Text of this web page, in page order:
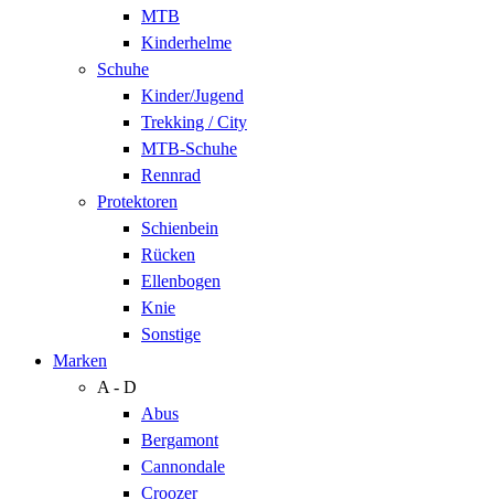
MTB
Kinderhelme
Schuhe
Kinder/Jugend
Trekking / City
MTB-Schuhe
Rennrad
Protektoren
Schienbein
Rücken
Ellenbogen
Knie
Sonstige
Marken
A - D
Abus
Bergamont
Cannondale
Croozer